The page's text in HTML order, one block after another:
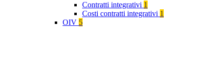
Contratti integrativi 1
Costi contratti integrativi 1
OIV 5